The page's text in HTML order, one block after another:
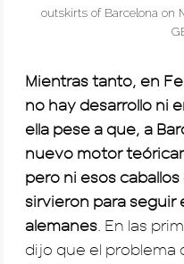
outskirts of Barcelona on
Mientras tanto, en
no hay desarrollo ni
ella pese a que, a
nuevo motor
pero ni esos
sirvieron para seguir
alemanes . En las
dijo que el problema